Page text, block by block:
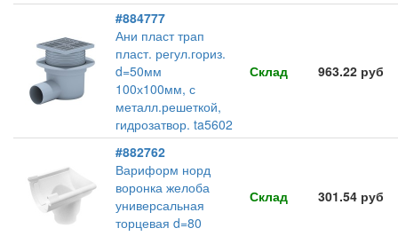
#884777
Ани пласт трап
пласт. регул.гориз.
d=50мм
100х100мм, с
металл.решеткой,
гидрозатвор. ta5602
Склад 963.22 руб
#882762
Вариформ норд
воронка желоба
универсальная
торцевая d=80
Склад 301.54 руб